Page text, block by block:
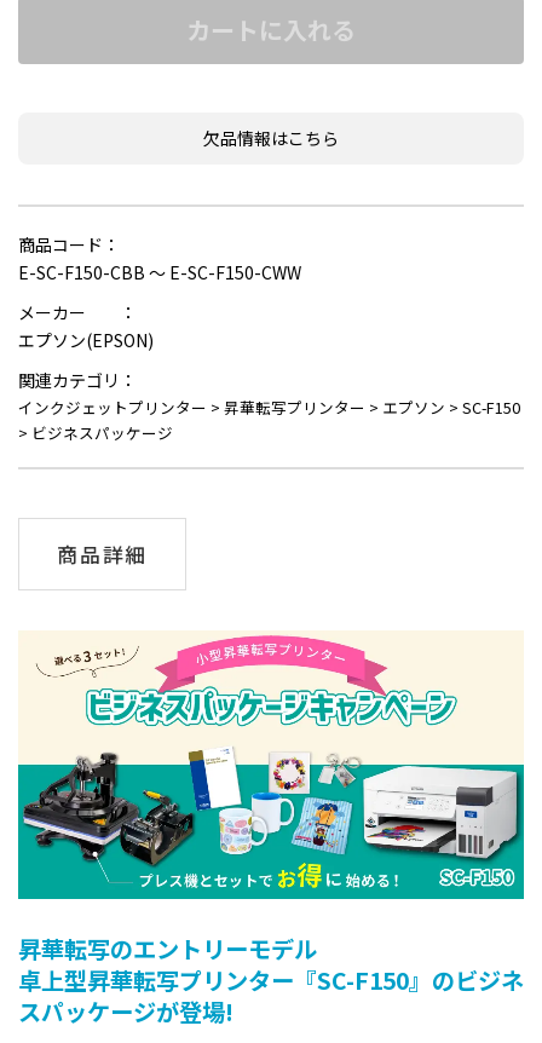
カートに入れる
欠品情報はこちら
商品コード：
E-SC-F150-CBB ～ E-SC-F150-CWW
メーカー ：
エプソン(EPSON)
関連カテゴリ：
インクジェットプリンター > 昇華転写プリンター > エプソン > SC-F150
> ビジネスパッケージ
商品詳細
昇華転写のエントリーモデル
卓上型昇華転写プリンター『SC-F150』のビジネ
スパッケージが登場!